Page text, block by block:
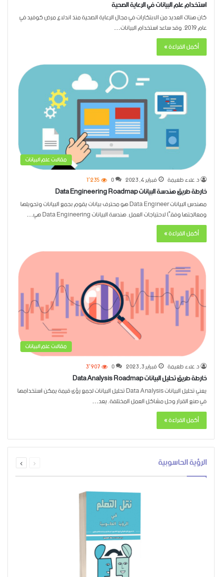
استخدام علم البيانات في الرعاية الصحية
كان هناك العديد من الابتكارات في مجال الرعاية الصحية منذ اندلاع مرض كوفيد في
عام 2019. وقد ساعد استخدام البيانات…
أكمل القراءة »
مقالات علم البيانات
د. علاء طعيمة
فبراير 4, 2023 0 1٬235
خارطة طريق هندسة البيانات Data Engineering Roadmap
مهندس البيانات Data Engineer هو محترف بيانات يقوم بجمع البيانات وتحويلها
ومعالجتها وفقًا لاحتياجات العمل. هندسة البيانات Data Engineering هي…
أكمل القراءة »
مقالات علم البيانات
د. علاء طعيمة
فبراير 3, 2023 0 3٬907
خارطة طريق تحليل البيانات Data Analysis Roadmap
يعني تحليل البيانات Data Analysis تحليل البيانات لجمع رؤى قيمة يمكن استخدامها
في صنع القرار وحل مشاكل العمل المختلفة. يعد…
أكمل القراءة »
الرؤية الحاسوبية الصفحة